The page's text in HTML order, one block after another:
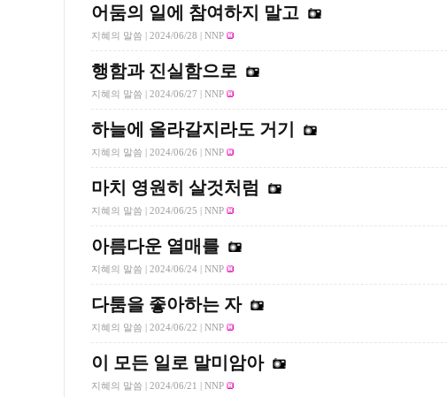
어둠의 일에 참여하지 말고
지혜의 말씀 | 2024/06/28 | NNP
행함과 진실함으로
지혜의 말씀 | 2024/06/27 | NNP
하늘에 올라갈지라도 거기
지혜의 말씀 | 2024/06/26 | NNP
마치 영원히 살것처럼
지혜의 말씀 | 2024/06/25 | NNP
아름다운 열매를
지혜의 말씀 | 2024/06/24 | NNP
다툼을 좋아하는 자
지혜의 말씀 | 2024/06/22 | NNP
이 모든 일로 말미암아
지혜의 말씀 | 2024/06/21 | NNP